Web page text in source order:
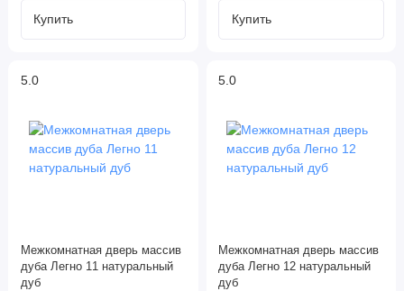
5.0
Межкомнатная дверь массив
дуба Легно 11 натуральный
дуб
5.0
Межкомнатная дверь массив
дуба Легно 12 натуральный
дуб